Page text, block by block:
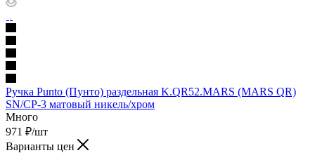
Ручка Punto (Пунто) раздельная K.QR52.MARS (MARS QR)
SN/CP-3 матовый никель/хром
Много
971 ₽/шт
Варианты цен